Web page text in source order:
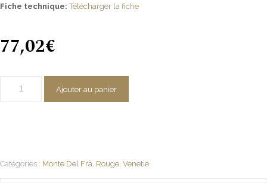
Fiche technique: Télécharger la fiche
77,02€
Ajouter au panier
Catégories : Monte Del Frà, Rouge, Venetie